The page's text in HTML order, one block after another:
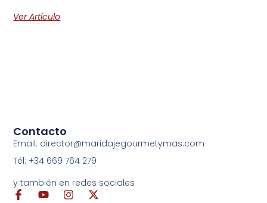
Ver Artículo
Contacto
Email: director@maridajegourmetymas.com
Tél: +34 669 764 279
y también en redes sociales